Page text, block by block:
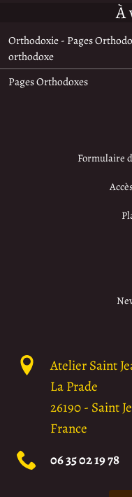
À
Orthodoxie - Pages
orthodoxe
Pages Orthodoxes
Formulaire
Atelier Saint
La Prade
26190- Saint
France
06 35 02 19 78